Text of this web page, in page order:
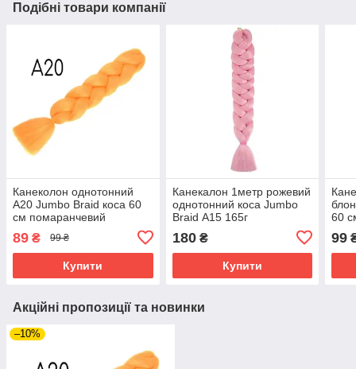
Подібні товари компанії
Канеколон однотонний
А20 Jumbo Braid коса 60
см помаранчевий
89 ₴ 99 ₴
Купити
Канекалон 1метр рожевий
однотонний коса Jumbo
Braid А15 165г
180₴
Купити
60
99
Акційні пропозиції та новинки
–10%